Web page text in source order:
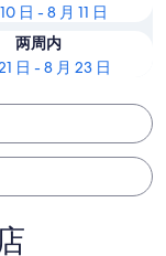
日 - 8 月 11 日
两周内
日 - 8 月 23 日